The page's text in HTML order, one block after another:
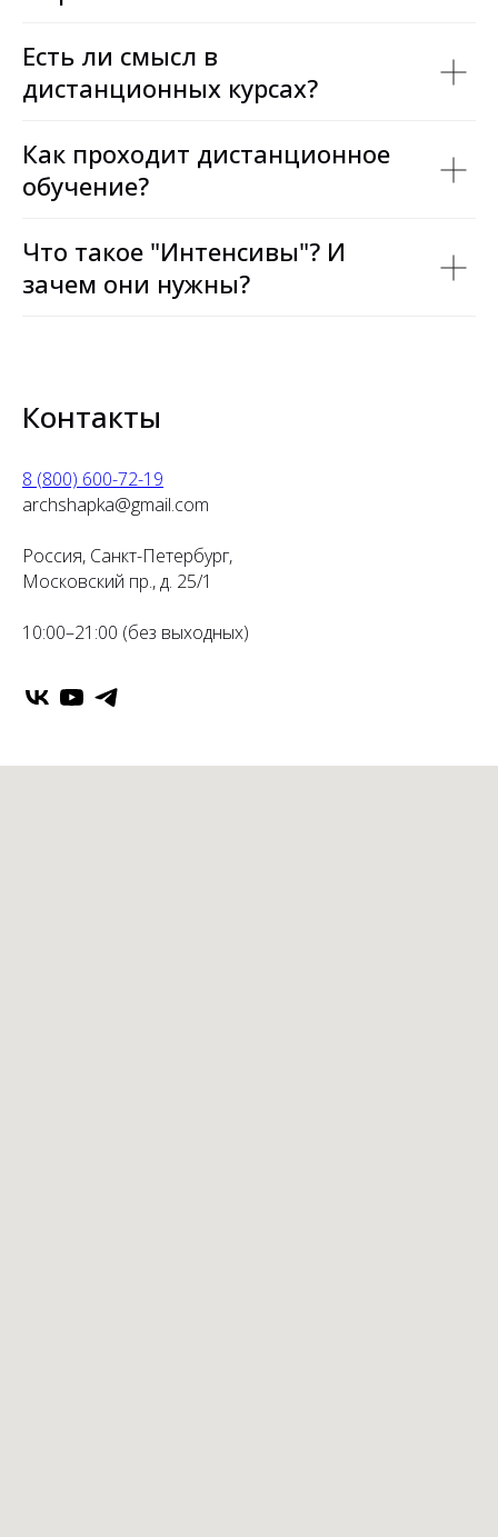
Есть ли смысл в
дистанционных курсах?
Как проходит дистанционное
обучение?
Что такое "Интенсивы"? И
зачем они нужны?
Контакты
8 (800) 600-72-19
archshapka@gmail.com
Россия, Санкт-Петербург,
Московский пр., д. 25/1
10:00–21:00 (без выходных)